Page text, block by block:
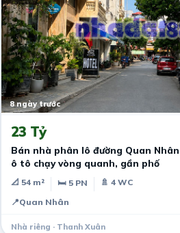
8 ngày trước
23 Tỷ
Bán nhà phân lô đường Quan
ô tô chạy vòng quanh, gần phố
📐 54 m² 🛏 5 PN
🚿 4 WC
📍Quan Nhân
Nhà riêng · Thanh Xuân